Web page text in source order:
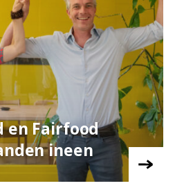
en Fairfood
ineen